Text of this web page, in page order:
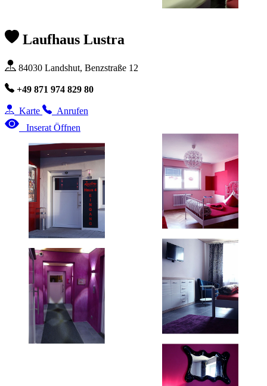
Laufhaus Lustra
84030 Landshut, Benzstraße 12
+49 871 974 829 80
Karte
Anrufen
Inserat Öffnen